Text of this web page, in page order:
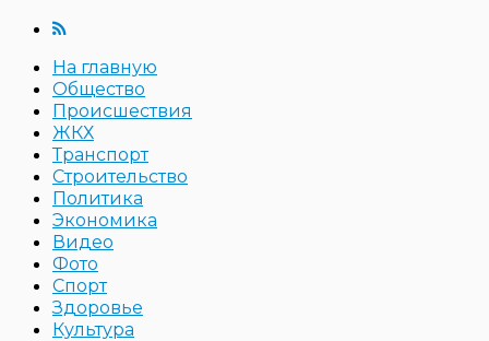
На главную
Общество
Происшествия
ЖКХ
Транспорт
Строительство
Политика
Экономика
Видео
Фото
Спорт
Здоровье
Культура